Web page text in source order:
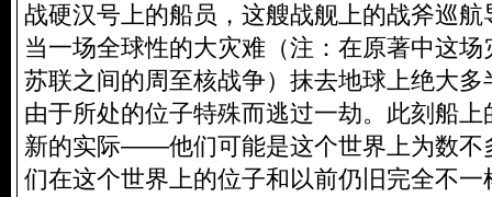
战硬汉号上的船员，这艘战舰上的战斧巡
当一场全球性的大灾难（注：在原著中这
苏联之间的周至核战争）抹去地球上绝大
由于所处的位子特殊而逃过一劫。此刻船
新的实际——他们可能是这个世界上为数不
们在这个世界上的位子和以前仍旧完全不